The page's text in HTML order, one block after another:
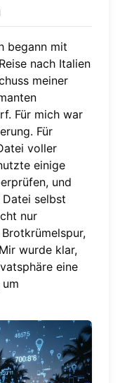
begann mit
nach Italien
meiner
Für mich war
Für
voller
einige
und
selbst
nur
wurde klar,
eine